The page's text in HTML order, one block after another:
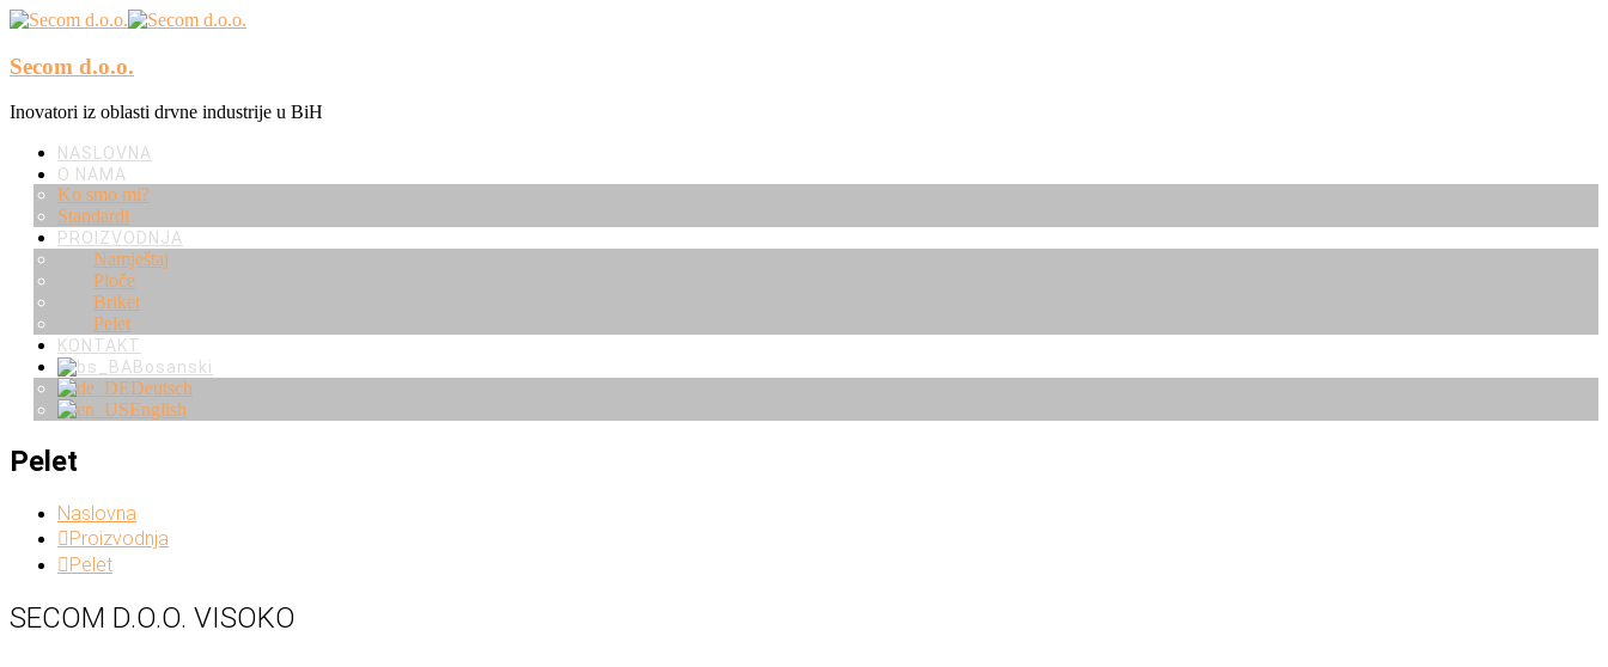
Secom d.o.o.
Inovatori iz oblasti drvne industrije u BiH
NASLOVNA
O NAMA
Ko smo mi?
Standardi
PROIZVODNJA
Namještaj
Ploče
Briket
Pelet
KONTAKT
Bosanski
Deutsch
English
Pelet
Naslovna
Proizvodnja
Pelet
SECOM D.O.O. VISOKO